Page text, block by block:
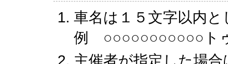
車名は１５文字以内
例 ○○○○○○○○○○○ト
主催者が指定した場